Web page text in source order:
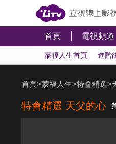
首頁 電視頻道
蒙福人生首頁 進階
首頁>蒙福人生>特會精選>
特會精選 天父的心